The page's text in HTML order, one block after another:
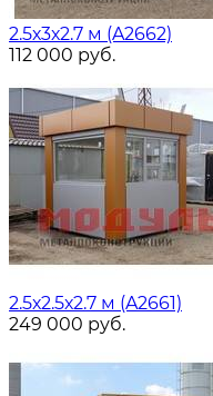
2.5х3х2.7 м (A2662)
112 000 руб.
2.5х2.5х2.7 м (A2661)
249 000 руб.